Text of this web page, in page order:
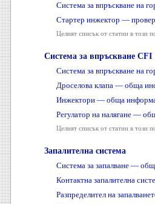
Система за впръскване на
Стартер инжектор —
Целият списък от статии в този
Система за впръскване CFI
Система за впръскване на
Дроселова клапа — обща
Инжектори — обща
Регулатор на налягане —
Целият списък от статии в този
Запалителна система
Система за запалване —
Контактна запалителна
Разпределител на